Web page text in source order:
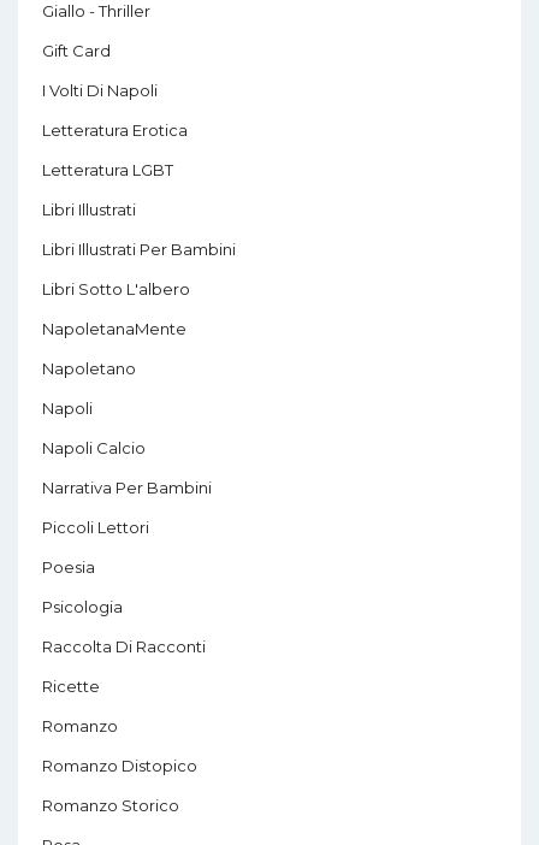
Giallo - Thriller
Gift Card
I Volti Di Napoli
Letteratura Erotica
Letteratura LGBT
Libri Illustrati
Libri Illustrati Per Bambini
Libri Sotto L'albero
NapoletanaMente
Napoletano
Napoli
Napoli Calcio
Narrativa Per Bambini
Piccoli Lettori
Poesia
Psicologia
Raccolta Di Racconti
Ricette
Romanzo
Romanzo Distopico
Romanzo Storico